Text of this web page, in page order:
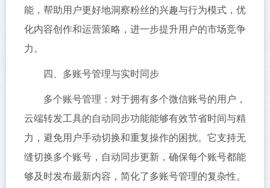
能，帮助用户更好地洞察粉丝的兴趣与行为模式，优
化内容创作和运营策略，进一步提升用户的市场竞争
力。
四、多账号管理与实时同步
多个账号管理：对于拥有多个微信账号的用户，
云端转发工具的自动同步功能能够有效节省时间与精
力，避免用户手动切换和重复操作的困扰。它支持无
缝切换多个账号，自动同步更新，确保每个账号都能
够及时发布最新内容，简化了多账号管理的复杂性。